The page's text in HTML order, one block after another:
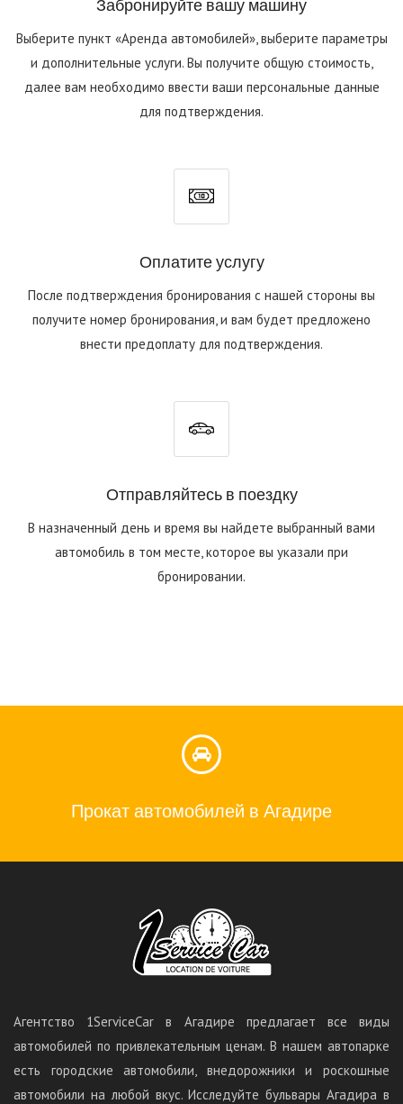
Забронируйте вашу машину
Выберите пункт «Аренда автомобилей», выберите параметры
и дополнительные услуги. Вы получите общую стоимость,
далее вам необходимо ввести ваши персональные данные
для подтверждения.
Оплатите услугу
После подтверждения бронирования с нашей стороны вы
получите номер бронирования, и вам будет предложено
внести предоплату для подтверждения.
Отправляйтесь в поездку
В назначенный день и время вы найдете выбранный вами
автомобиль в том месте, которое вы указали при
бронировании.
Прокат автомобилей в Агадире
Агентство 1ServiceCar в Агадире предлагает все виды
автомобилей по привлекательным ценам. В нашем автопарке
есть городские автомобили, внедорожники и роскошные
автомобили на любой вкус. Исследуйте бульвары Агадира в